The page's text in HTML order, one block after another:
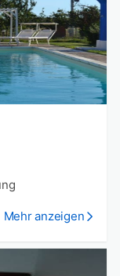
Mehr anzeigen